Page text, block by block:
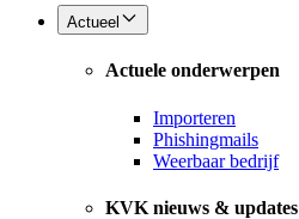
Actueel
Actuele onderwerpen
Importeren
Phishingmails
Weerbaar bedrijf
KVK nieuws & updates